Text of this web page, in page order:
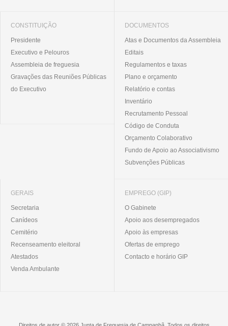
CONSTITUIÇÃO
Presidente
Executivo e Pelouros
Assembleia de freguesia
Gravações das Reuniões Públicas
do Executivo
DOCUMENTOS
Atas e Documentos da Assembleia
Editais
Regulamentos e taxas
Plano e orçamento
Relatório e contas
Inventário
Recrutamento Pessoal
Código de Conduta
Orçamento Colaborativo
Fundo de Apoio ao Associativismo
Subvenções Públicas
GERAIS
Secretaria
Canídeos
Cemitério
Recenseamento eleitoral
Atestados
Venda Ambulante
EMPREGO (GIP)
O Gabinete
Apoio aos desempregados
Apoio às empresas
Ofertas de emprego
Contacto e horário GIP